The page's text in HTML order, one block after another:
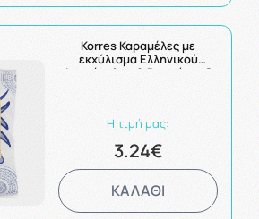
Korres Καραμέλες με
εκχύλισμα Ελληνικού
Φασκόμηλου & Βιταμίνης C
Η τιμή μας:
3.24€
ΚΑΛΑΘΙ